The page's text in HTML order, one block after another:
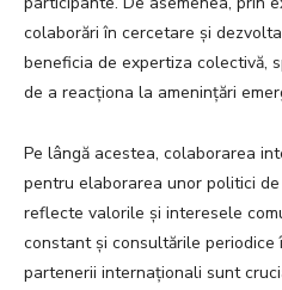
colaborări în cercetare și
beneficia de expertiza colectivă,
de a reacționa la amenințări
Pe lângă acestea, colaborarea
pentru elaborarea unor politici
reflecte valorile și interesele
constant și consultările periodice
partenerii internaționali sunt